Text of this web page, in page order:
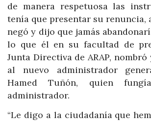
de manera respetuosa las
tenía que presentar su renuncia,
negó y dijo que jamás
lo que él en su facultad de
Junta Directiva de ARAP,
al nuevo administrador
Hamed Tuñón, quien
administrador.
“Le digo a la ciudadanía que